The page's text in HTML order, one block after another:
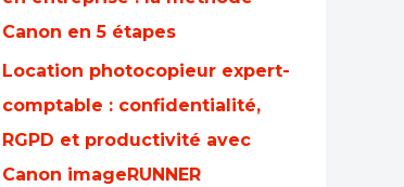
Canon en 5 étapes
Location photocopieur expert-
comptable : confidentialité,
RGPD et productivité avec
Canon imageRUNNER